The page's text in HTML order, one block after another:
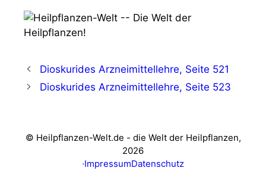
Dioskurides Arzneimittellehre, Seite 521
Dioskurides Arzneimittellehre, Seite 523
© Heilpflanzen-Welt.de - die Welt der Heilpflanzen,
2026
·ImpressumDatenschutz